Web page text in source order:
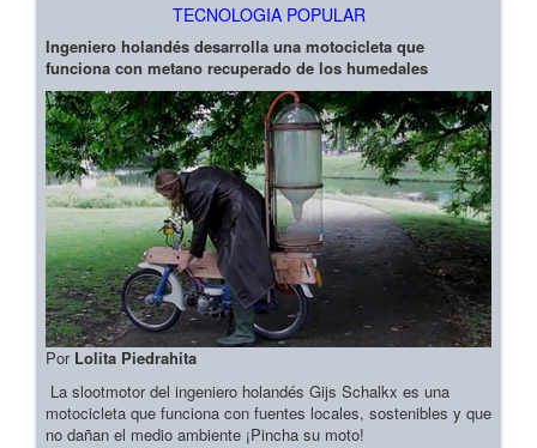
TECNOLOGIA POPULAR
Ingeniero holandés desarrolla una motocicleta que
funciona con metano recuperado de los humedales
Por Lolita Piedrahita
La slootmotor del ingeniero holandés Gijs Schalkx es una
motocicleta que funciona con fuentes locales, sostenibles y que
no dañan el medio ambiente ¡Pincha su moto!